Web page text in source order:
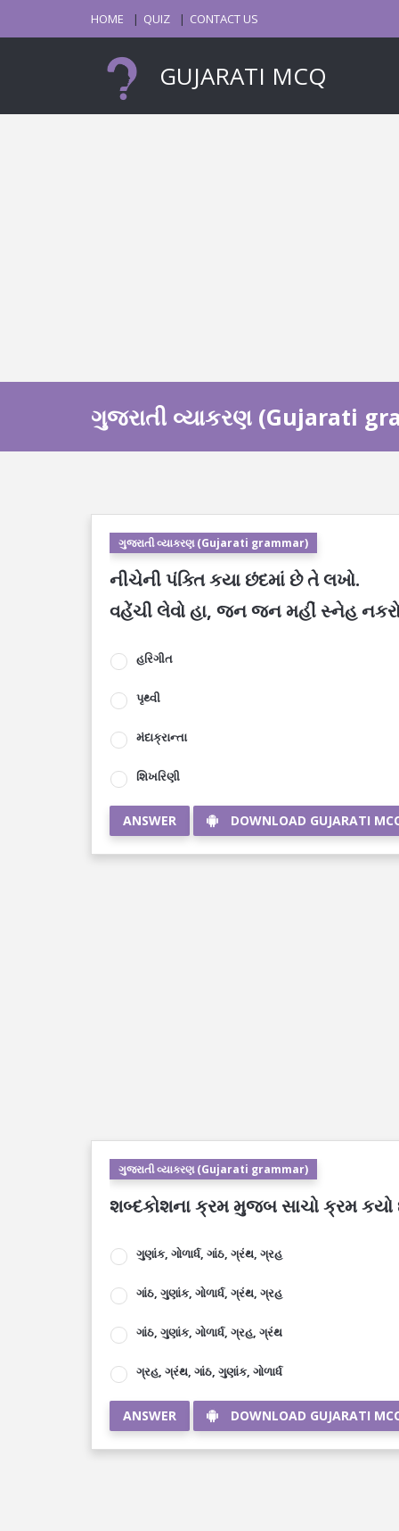
HOME QUIZ CONTACT US
GUJARATI MCQ
ગુજરાતી વ્યાકરણ (Gujarati
ગુજરાતી વ્યાકરણ (Gujarati grammar)
નીચેની પંક્તિ કયા છંદમાં છે તે લખો.
વહેંચી લેવો હા, જન જન મહીં સ્નેહ
હરિગીત
પૃથ્વી
મંદાક્રાન્તા
શિખરિણી
ANSWER DOWNLOAD GUJARATI
ગુજરાતી વ્યાકરણ (Gujarati grammar)
શબ્દકોશના ક્રમ મુજબ સાચો ક્રમ કયો
ગુણાંક, ગોળાર્ધ, ગાંઠ, ગ્રંથ, ગ્રહ
ગાંઠ, ગુણાંક, ગોળાર્ધ, ગ્રંથ, ગ્રહ
ગાંઠ, ગુણાંક, ગોળાર્ધ, ગ્રહ, ગ્રંથ
ગ્રહ, ગ્રંથ, ગાંઠ, ગુણાંક, ગોળાર્ધ
ANSWER DOWNLOAD GUJARATI